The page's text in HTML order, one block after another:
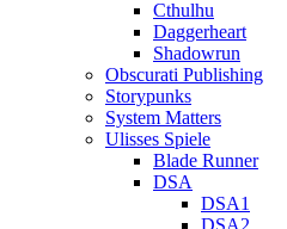
Cthulhu
Daggerheart
Shadowrun
Obscurati Publishing
Storypunks
System Matters
Ulisses Spiele
Blade Runner
DSA
DSA1
DSA2